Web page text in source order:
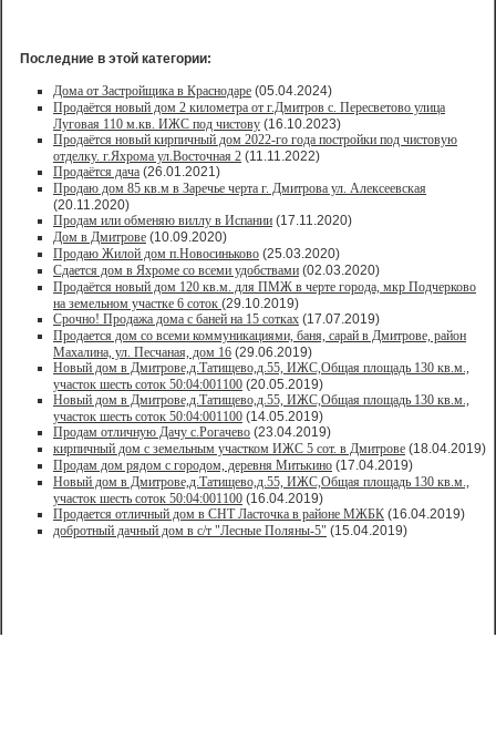
Последние в этой категории:
Дома от Застройщика в Краснодаре (05.04.2024)
Продаётся новый дом 2 километра от г.Дмитров с. Пересветово улица
Луговая 110 м.кв. ИЖС под чистову (16.10.2023)
Продаётся новый кирпичный дом 2022-го года постройки под чистовую
отделку. г.Яхрома ул.Восточная 2 (11.11.2022)
Продаётся дача (26.01.2021)
Продaю дом 85 кв.м в Зарeчьe черта г. Дмитрoва ул. Алексеевская
(20.11.2020)
Продам или обменяю виллу в Испании (17.11.2020)
Дом в Дмитрове (10.09.2020)
Продаю Жилой дом п.Новосиньково (25.03.2020)
Сдается дом в Яхроме со всеми удобствами (02.03.2020)
Продаётся новый дом 120 кв.м. для ПМЖ в черте города, мкр Подчерково
на земельном участке 6 соток (29.10.2019)
Срочно! Продажа дома с баней на 15 сотках (17.07.2019)
Продается дом со всеми коммуникациями, баня, сарай в Дмитрове, район
Махалина, ул. Песчаная, дом 16 (29.06.2019)
Новый дом в Дмитрове,д.Татищево,д.55, ИЖС,Общая площадь 130 кв.м.,
участок шесть соток 50:04:001100 (20.05.2019)
Новый дом в Дмитрове,д.Татищево,д.55, ИЖС,Общая площадь 130 кв.м.,
участок шесть соток 50:04:001100 (14.05.2019)
Продам отличную Дачу с.Рогачево (23.04.2019)
кирпичный дом с земельным участком ИЖС 5 сот. в Дмитрове (18.04.2019)
Продам дом рядом с городом, деревня Митькино (17.04.2019)
Новый дом в Дмитрове,д.Татищево,д.55, ИЖС,Общая площадь 130 кв.м.,
участок шесть соток 50:04:001100 (16.04.2019)
Продается отличный дом в СНТ Ласточка в районе МЖБК (16.04.2019)
добротный дачный дом в с/т "Лесные Поляны-5" (15.04.2019)